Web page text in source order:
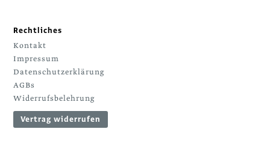
Rechtliches
Kontakt
Impressum
Datenschutzerklärung
AGBs
Widerrufsbelehrung
Vertrag widerrufen